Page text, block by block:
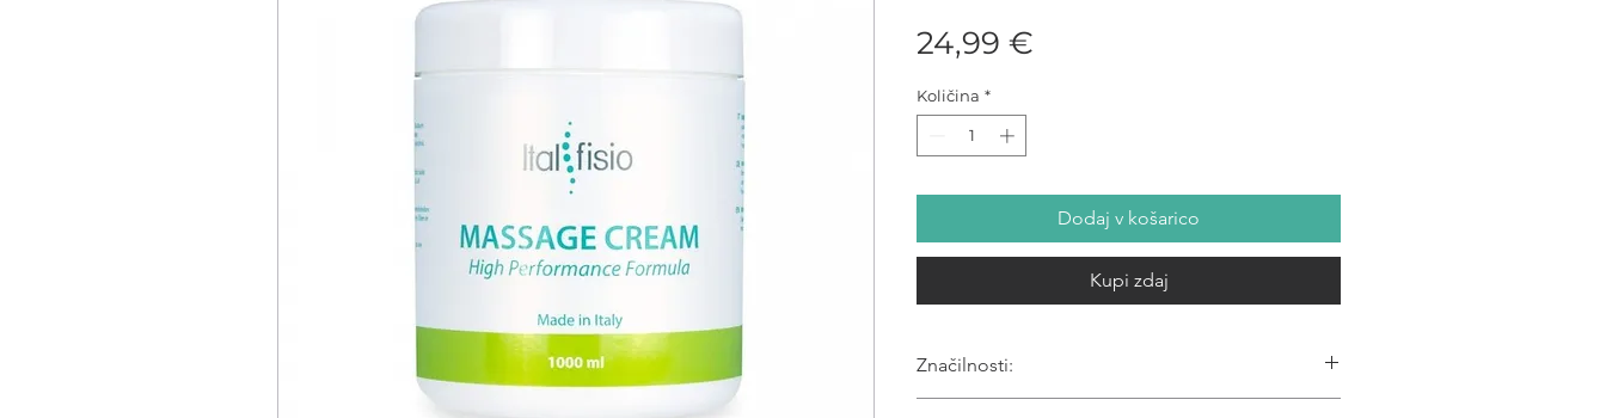
24,99 €
Količina *
Dodaj v košarico
Kupi zdaj
Značilnosti: